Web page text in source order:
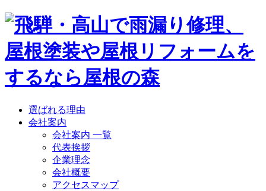
選ばれる理由
会社案内
会社案内 一覧
代表挨拶
企業理念
会社概要
アクセスマップ